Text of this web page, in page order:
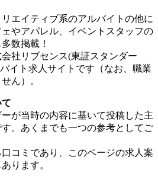
エイティブ系のアルバイトの他に
やアパレル、イベントスタッフの
数掲載！
会社リブセンス(東証スタンダー
イト求人サイトです（なお、職業
ん）。
が当時の内容に基いて投稿した主
。あくまでも一つの参考としてご
コミであり、このページの求人案
ります。